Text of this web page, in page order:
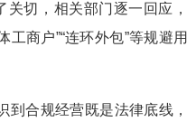
切，相关部门逐一回应，
商户”“连环外包”等规避用
到合规经营既是法律底线，